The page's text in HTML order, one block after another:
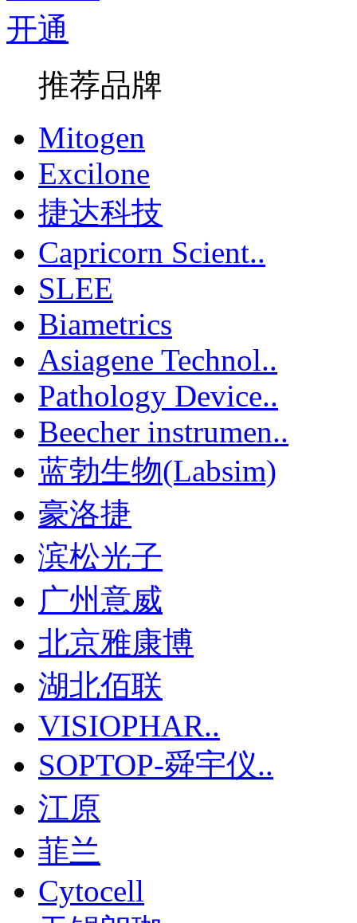
推荐品牌
Mitogen
Excilone
捷达科技
Capricorn Scient..
SLEE
Biametrics
Asiagene Technol..
Pathology Device..
Beecher instrumen..
蓝勃生物(Labsim)
豪洛捷
滨松光子
广州意威
北京雅康博
湖北佰联
VISIOPHAR..
SOPTOP-舜宇仪..
江原
菲兰
Cytocell